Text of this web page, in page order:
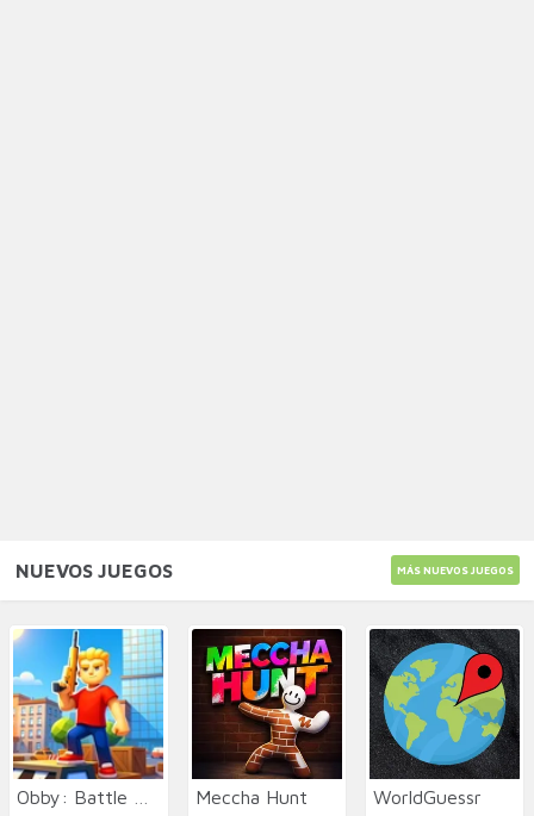
NUEVOS JUEGOS MÁS NUEVOS JUEGOS
Meccha Hunt WorldGuessr